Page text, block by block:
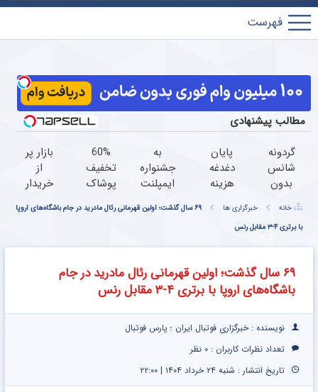
پارس
فوتبال
مطالب پیشنهادی
گردونه
شانس
بدون
PS5 تا
آیفون17
و بیت
پایان
دغدغه
هزینه
دندان
پزشکی
با پک
کننده
خانگی
به
جشنواره
ایمپلنت
خوش
فرصت
مشاوره
رایگان
60%
تخفیف
پوشاک
وست
خرید
قسط
بازار پر
از
خریدار
پارس
ماشینتو
خانه خبرگزاری ها
۶۹ سال گذشت؛ اولین قهرمانی رئال مادرید در جام باشگاه‌های اروپا
با برتری ۴-۳ مقابل رنس
۶۹ سال گذشت؛ اولین قهرمانی رئال مادرید در جام
باشگاه‌های اروپا با برتری ۴-۳ مقابل رنس
نویسنده : خبرگزاری فوتبال ایران ؛ پارس فوتبال
تعداد نظرات کاربران : ۰ نظر
تاریخ انتشار : شنبه ۲۴ خرداد ۱۴۰۴ | ۲۲:۰۰